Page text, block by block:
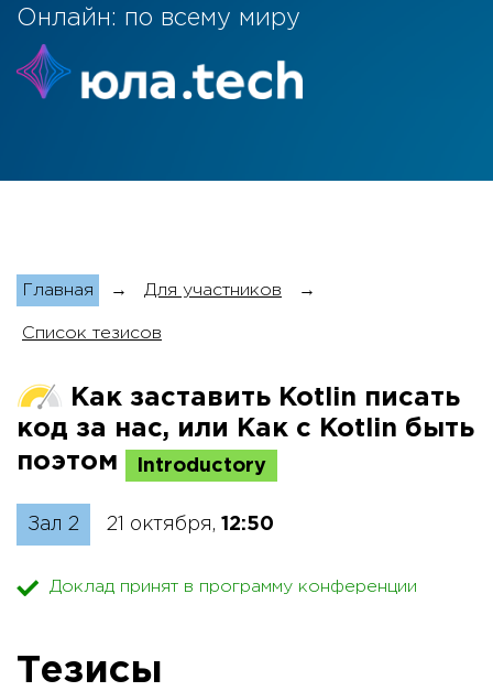
Онлайн: по всему миру
Главная → Для участников →
Список тезисов
Как заставить Kotlin писать
код за нас, или Как с Kotlin быть
поэтом
Introductory
Зал 2 21 октября, 12:50
Доклад принят в программу конференции
Тезисы